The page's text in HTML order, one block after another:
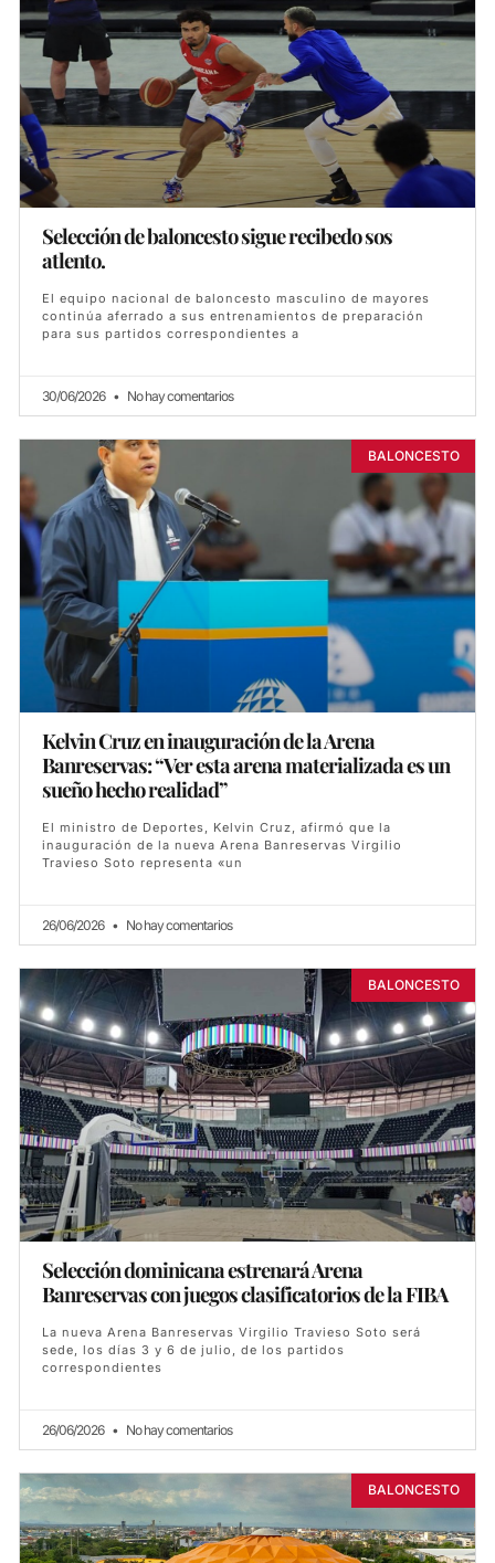
Selección de baloncesto sigue recibedo sos
atlento.
El equipo nacional de baloncesto masculino de mayores
continúa aferrado a sus entrenamientos de preparación
para sus partidos correspondientes a
30/06/2026 No hay comentarios
BALONCESTO
Kelvin Cruz en inauguración de la Arena
Banreservas: “Ver esta arena materializada es un
sueño hecho realidad”
El ministro de Deportes, Kelvin Cruz, afirmó que la
inauguración de la nueva Arena Banreservas Virgilio
Travieso Soto representa «un
26/06/2026 No hay comentarios
BALONCESTO
Selección dominicana estrenará Arena
Banreservas con juegos clasificatorios de la FIBA
La nueva Arena Banreservas Virgilio Travieso Soto será
sede, los días 3 y 6 de julio, de los partidos
correspondientes
26/06/2026 No hay comentarios
BALONCESTO